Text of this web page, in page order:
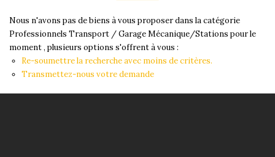
Nous n'avons pas de biens à vous proposer dans la catégorie
Professionnels Transport / Garage Mécanique/Stations pour le
moment , plusieurs options s'offrent à vous :
Re-soumettre la recherche avec moins de critères.
Transmettez-nous votre demande